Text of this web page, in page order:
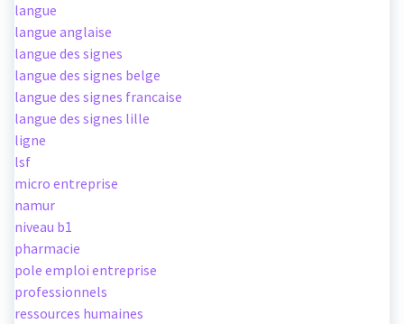
langue
langue anglaise
langue des signes
langue des signes belge
langue des signes francaise
langue des signes lille
ligne
lsf
micro entreprise
namur
niveau b1
pharmacie
pole emploi entreprise
professionnels
ressources humaines